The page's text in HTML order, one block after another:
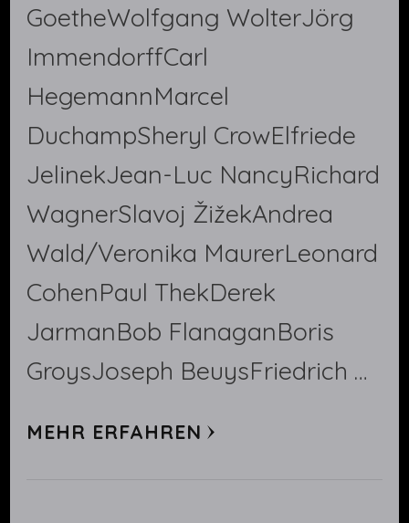
GoetheWolfgang WolterJörg
ImmendorffCarl
HegemannMarcel
DuchampSheryl CrowElfriede
JelinekJean-Luc NancyRichard
WagnerSlavoj ŽižekAndrea
Wald/Veronika MaurerLeonard
CohenPaul ThekDerek
JarmanBob FlanaganBoris
GroysJoseph BeuysFriedrich …
MEHR ERFAHREN